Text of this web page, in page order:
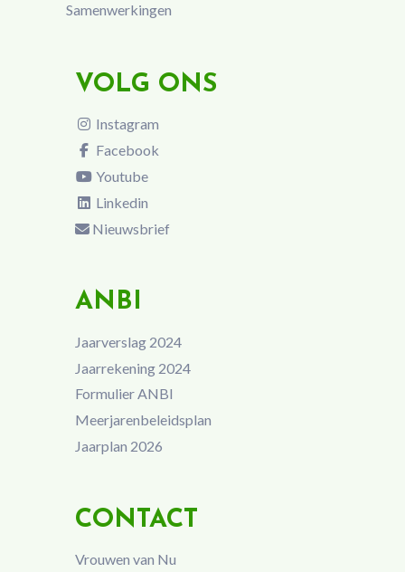
Samenwerkingen
VOLG ONS
Instagram
Facebook
Youtube
Linkedin
Nieuwsbrief
ANBI
Jaarverslag 2024
Jaarrekening 2024
Formulier ANBI
Meerjarenbeleidsplan
Jaarplan 2026
CONTACT
Vrouwen van Nu